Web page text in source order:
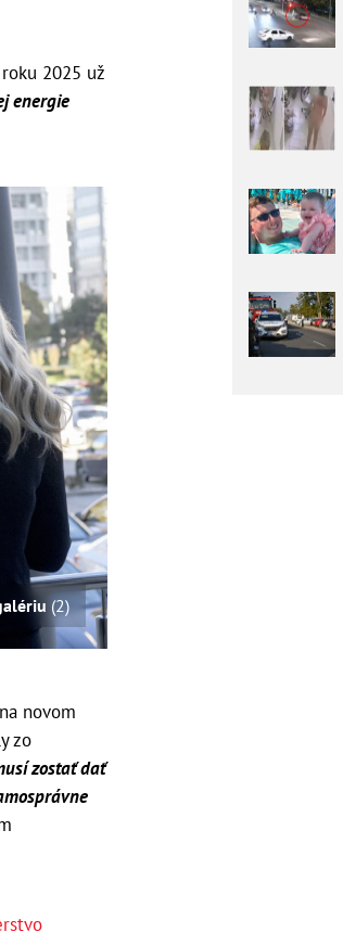
2025 už
energie
(2)
novom
zo
zostať dať